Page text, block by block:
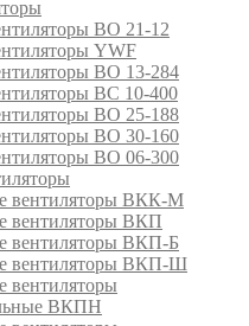
ВО 21-12
YWF
ВО 13-284
ВС 10-400
ВО 25-188
ВО 30-160
ВО 06-300
вентиляторы ВКК-М
вентиляторы ВКП
вентиляторы ВКП-Б
вентиляторы ВКП-Ш
вентиляторы
ВКПН